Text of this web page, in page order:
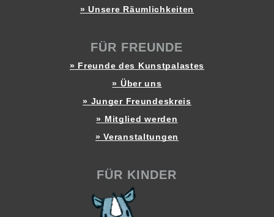
» Unsere Räumlichkeiten
FÜR FREUNDE
» Freunde des Kunstpalastes
» Über uns
» Junger Freundeskreis
» Mitglied werden
» Veranstaltungen
FÜR KINDER